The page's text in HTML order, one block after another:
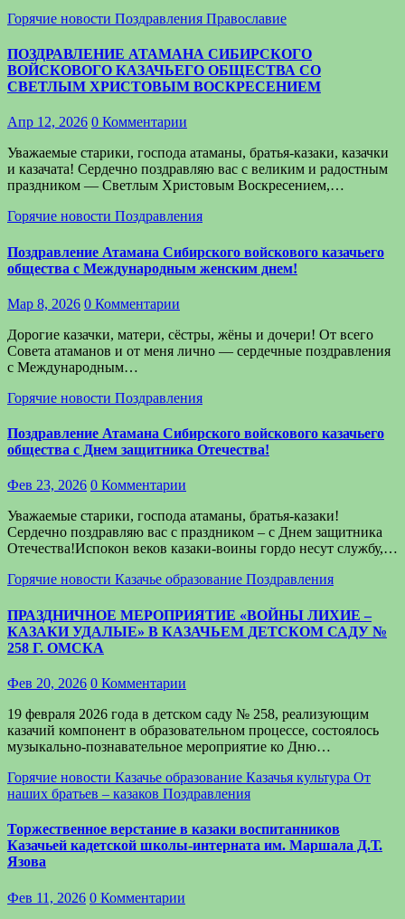
Горячие новости Поздравления Православие
ПОЗДРАВЛЕНИЕ АТАМАНА СИБИРСКОГО
ВОЙСКОВОГО КАЗАЧЬЕГО ОБЩЕСТВА СО
СВЕТЛЫМ ХРИСТОВЫМ ВОСКРЕСЕНИЕМ
Апр 12, 2026 0 Комментарии
Уважаемые старики, господа атаманы, братья-казаки, казачки
и казачата! Сердечно поздравляю вас с великим и радостным
праздником — Светлым Христовым Воскресением,…
Горячие новости Поздравления
Поздравление Атамана Сибирского войскового казачьего
общества с Международным женским днем!
Мар 8, 2026 0 Комментарии
Дорогие казачки, матери, сёстры, жёны и дочери! От всего
Совета атаманов и от меня лично — сердечные поздравления
с Международным…
Горячие новости Поздравления
Поздравление Атамана Сибирского войскового казачьего
общества с Днем защитника Отечества!
Фев 23, 2026 0 Комментарии
Уважаемые старики, господа атаманы, братья-казаки!
Сердечно поздравляю вас с праздником – с Днем защитника
Отечества!Испокон веков казаки-воины гордо несут службу,…
Горячие новости Казачье образование Поздравления
ПРАЗДНИЧНОЕ МЕРОПРИЯТИЕ «ВОЙНЫ ЛИХИЕ –
КАЗАКИ УДАЛЫЕ» В КАЗАЧЬЕМ ДЕТСКОМ САДУ №
258 Г. ОМСКА
Фев 20, 2026 0 Комментарии
19 февраля 2026 года в детском саду № 258, реализующим
казачий компонент в образовательном процессе, состоялось
музыкально-познавательное мероприятие ко Дню…
Горячие новости Казачье образование Казачья культура От
наших братьев – казаков Поздравления
Торжественное верстание в казаки воспитанников
Казачьей кадетской школы-интерната им. Маршала Д.Т.
Язова
Фев 11, 2026 0 Комментарии